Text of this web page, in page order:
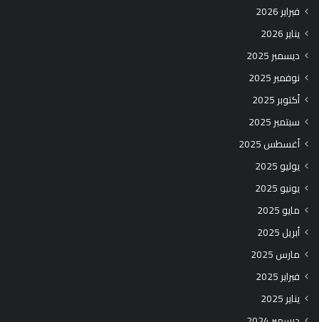
فبراير 2026
يناير 2026
ديسمبر 2025
نوفمبر 2025
أكتوبر 2025
سبتمبر 2025
أغسطس 2025
يوليو 2025
يونيو 2025
مايو 2025
أبريل 2025
مارس 2025
فبراير 2025
يناير 2025